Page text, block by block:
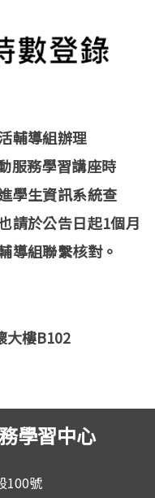
輔導組辦理
服務學習講座時
學生資訊系統查
請於公告日起1個月
導組聯繫核對。
大樓B102
學習中心
100號